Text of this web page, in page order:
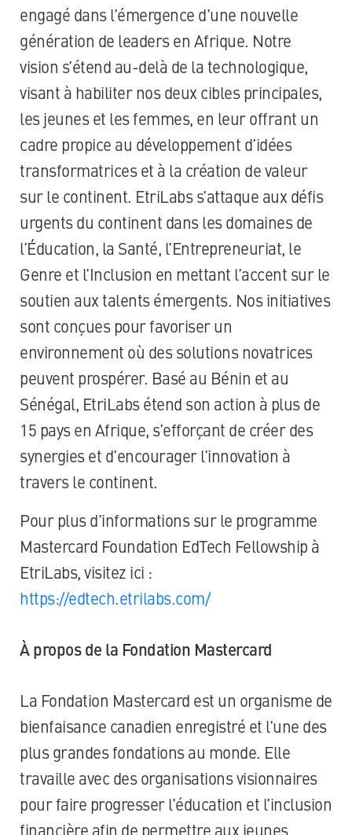
engagé dans l’émergence d’une nouvelle
génération de leaders en Afrique. Notre
vision s’étend au-delà de la technologique,
visant à habiliter nos deux cibles principales,
les jeunes et les femmes, en leur offrant un
cadre propice au développement d’idées
transformatrices et à la création de valeur
sur le continent. EtriLabs s’attaque aux défis
urgents du continent dans les domaines de
l’Éducation, la Santé, l’Entrepreneuriat, le
Genre et l’Inclusion en mettant l’accent sur le
soutien aux talents émergents. Nos initiatives
sont conçues pour favoriser un
environnement où des solutions novatrices
peuvent prospérer. Basé au Bénin et au
Sénégal, EtriLabs étend son action à plus de
15 pays en Afrique, s’efforçant de créer des
synergies et d’encourager l’innovation à
travers le continent.
Pour plus d’informations sur le programme
Mastercard Foundation EdTech Fellowship à
EtriLabs, visitez ici :
https://edtech.etrilabs.com/
À propos de la Fondation Mastercard
La Fondation Mastercard est un organisme de
bienfaisance canadien enregistré et l’une des
plus grandes fondations au monde. Elle
travaille avec des organisations visionnaires
pour faire progresser l’éducation et l’inclusion
financière afin de permettre aux jeunes